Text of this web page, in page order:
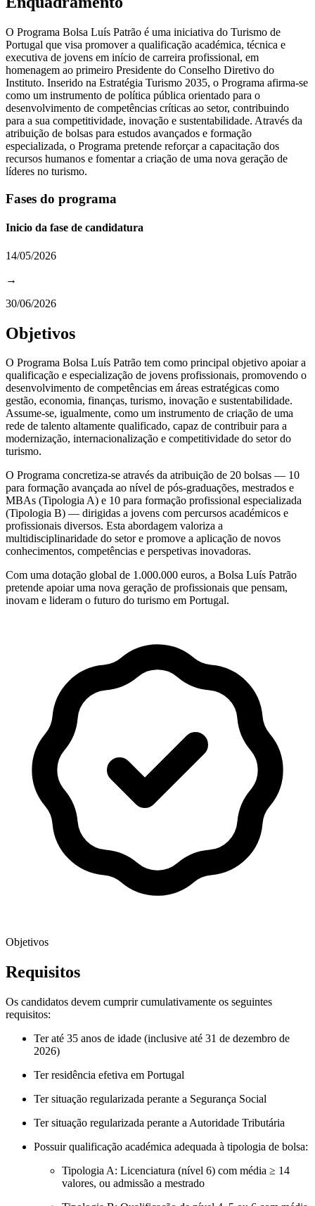
O Programa Bolsa Luís Patrão é uma iniciativa do Turismo de
Portugal que visa promover a qualificação académica, técnica e
executiva de jovens em início de carreira profissional, em
homenagem ao primeiro Presidente do Conselho Diretivo do
Instituto. Inserido na Estratégia Turismo 2035, o Programa afirma-se
como um instrumento de política pública orientado para o
desenvolvimento de competências críticas ao setor, contribuindo
para a sua competitividade, inovação e sustentabilidade. Através da
atribuição de bolsas para estudos avançados e formação
especializada, o Programa pretende reforçar a capacitação dos
recursos humanos e fomentar a criação de uma nova geração de
líderes no turismo.
Fases do programa
Inicio da fase de candidatura
14/05/2026
→
30/06/2026
Objetivos
O Programa Bolsa Luís Patrão tem como principal objetivo apoiar a
qualificação e especialização de jovens profissionais, promovendo o
desenvolvimento de competências em áreas estratégicas como
gestão, economia, finanças, turismo, inovação e sustentabilidade.
Assume-se, igualmente, como um instrumento de criação de uma
rede de talento altamente qualificado, capaz de contribuir para a
modernização, internacionalização e competitividade do setor do
turismo.
O Programa concretiza-se através da atribuição de 20 bolsas — 10
para formação avançada ao nível de pós-graduações, mestrados e
MBAs (Tipologia A) e 10 para formação profissional especializada
(Tipologia B) — dirigidas a jovens com percursos académicos e
profissionais diversos. Esta abordagem valoriza a
multidisciplinaridade do setor e promove a aplicação de novos
conhecimentos, competências e perspetivas inovadoras.
Com uma dotação global de 1.000.000 euros, a Bolsa Luís Patrão
pretende apoiar uma nova geração de profissionais que pensam,
inovam e lideram o futuro do turismo em Portugal.
Objetivos
Requisitos
Os candidatos devem cumprir cumulativamente os seguintes
requisitos:
Ter até 35 anos de idade (inclusive até 31 de dezembro de
2026)
Ter residência efetiva em Portugal
Ter situação regularizada perante a Segurança Social
Ter situação regularizada perante a Autoridade Tributária
Possuir qualificação académica adequada à tipologia de bolsa:
Tipologia A: Licenciatura (nível 6) com média ≥ 14
valores, ou admissão a mestrado